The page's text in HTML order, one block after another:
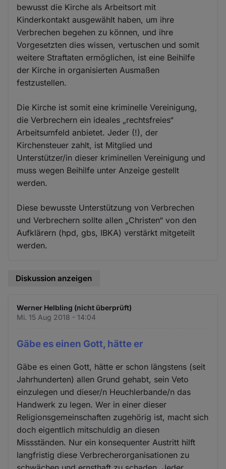
bewusst die Kirche als Arbeitsort mit
Kinderkontakt ausgewählt haben, um ihre
Verbrechen begehen zu können, und ihre
Vorgesetzten dies wissen, vertuschen und somit
weitere Straftaten ermöglichen, ist eine Beihilfe
der Kirche in organisierten Ausmaßen
festzustellen.
Die Kirche ist somit eine kriminelle Vereinigung,
die Verbrechern ein ideales „rechtsfreies“
Arbeitsumfeld anbietet. Jeder (!), der
Kirchensteuer zahlt, ist Mitglied und
Unterstützer/in dieser kriminellen Vereinigung und
muss wegen Beihilfe unter Anzeige gestellt
werden.
Diese bewusste Unterstützung von Verbrechen
und Verbrechern sollte allen „Christen“ von den
Aufklärern (hpd, gbs, IBKA) verstärkt mitgeteilt
werden.
Diskussion anzeigen
Werner Helbling (nicht überprüft)
Mi. 15 Aug 2018 - 14:04
Gäbe es einen Gott, hätte er
Gäbe es einen Gott, hätte er schon längstens (seit
Jahrhunderten) allen Grund gehabt, sein Veto
einzulegen und dieser/n Heuchlerbande/n das
Handwerk zu legen. Wer in einer dieser
Religionsgemeinschaften zugehörig ist, macht sich
doch eigentlich mitschuldig an diesen
Missständen. Nur ein konsequenter Austritt hilft
langfristig diese Verbrecherorganisationen zu